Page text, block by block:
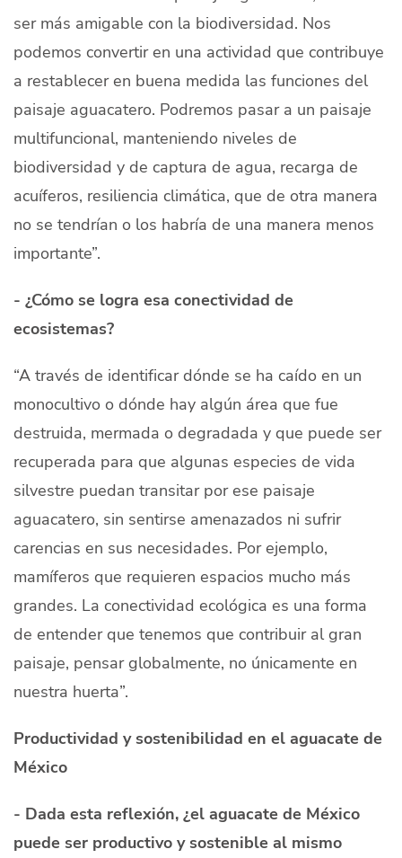
ser más amigable con la biodiversidad. Nos
podemos convertir en una actividad que contribuye
a restablecer en buena medida las funciones del
paisaje aguacatero. Podremos pasar a un paisaje
multifuncional, manteniendo niveles de
biodiversidad y de captura de agua, recarga de
acuíferos, resiliencia climática, que de otra manera
no se tendrían o los habría de una manera menos
importante”.
- ¿Cómo se logra esa conectividad de
ecosistemas?
“A través de identificar dónde se ha caído en un
monocultivo o dónde hay algún área que fue
destruida, mermada o degradada y que puede ser
recuperada para que algunas especies de vida
silvestre puedan transitar por ese paisaje
aguacatero, sin sentirse amenazados ni sufrir
carencias en sus necesidades. Por ejemplo,
mamíferos que requieren espacios mucho más
grandes. La conectividad ecológica es una forma
de entender que tenemos que contribuir al gran
paisaje, pensar globalmente, no únicamente en
nuestra huerta”.
Productividad y sostenibilidad en el aguacate de
México
- Dada esta reflexión, ¿el aguacate de México
puede ser productivo y sostenible al mismo